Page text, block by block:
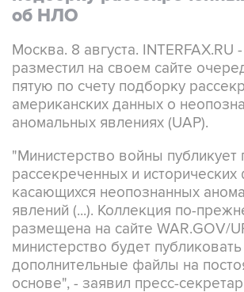
об НЛО
Москва. 8 августа. INTERFAX.RU
разместил на своем сайте
пятую по счету подборку
американских данных о
аномальных явлениях (UAP).
"Министерство войны публикует
рассекреченных и
касающихся неопознанных
явлений (...). Коллекция по-
размещена на сайте WAR.GOV/
министерство будет публиковать
дополнительные файлы на
основе", - заявил пресс-